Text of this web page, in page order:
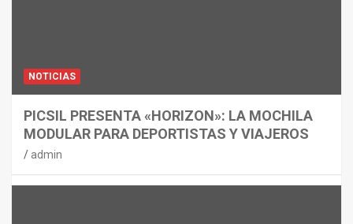
NOTICIAS
PICSIL PRESENTA «HORIZON»: LA MOCHILA
MODULAR PARA DEPORTISTAS Y VIAJEROS
admin